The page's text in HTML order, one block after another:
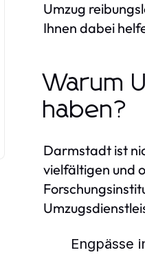
Umzug
Ihnen dabei
Warum
haben?
Darmstadt ist
vielfältigen und
Engpässe